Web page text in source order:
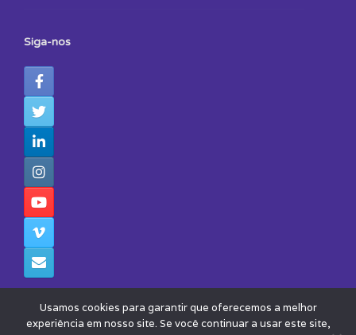
Siga-nos
Usamos cookies para garantir que oferecemos a melhor
experiência em nosso site. Se você continuar a usar este site,